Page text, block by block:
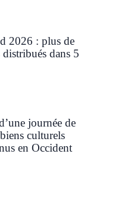
2026 : plus de
dans 5
journée de
culturels
en Occident